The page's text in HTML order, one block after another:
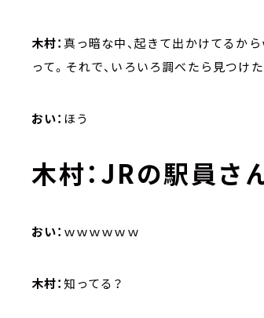
木村：真っ暗な中、起きて出かけてるか
って。それで、いろいろ調べたら見つけ
おい： ほう
木村：JRの駅員さ
おい： ｗｗｗｗｗｗ
木村：知ってる？